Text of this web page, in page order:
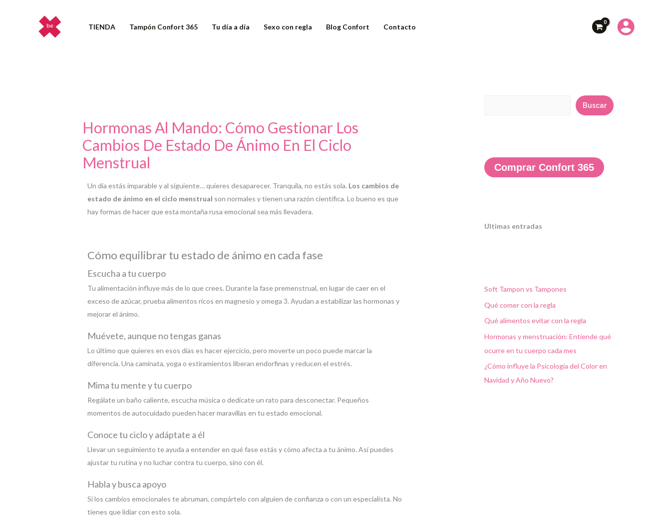
TIENDA Tampón Confort 365 Tu día a día Sexo con regla Blog Confort Contacto
Hormonas Al Mando: Cómo Gestionar Los
Cambios De Estado De Ánimo En El Ciclo
Menstrual
Un día estás imparable y al siguiente… quieres desaparecer. Tranquila, no estás sola. Los cambios de
estado de ánimo en el ciclo menstrual son normales y tienen una razón científica. Lo bueno es que
hay formas de hacer que esta montaña rusa emocional sea más llevadera.
Cómo equilibrar tu estado de ánimo en cada fase
Escucha a tu cuerpo
Tu alimentación influye más de lo que crees. Durante la fase premenstrual, en lugar de caer en el
exceso de azúcar, prueba alimentos ricos en magnesio y omega 3. Ayudan a estabilizar las hormonas y
mejorar el ánimo.
Muévete, aunque no tengas ganas
Lo último que quieres en esos días es hacer ejercicio, pero moverte un poco puede marcar la
diferencia. Una caminata, yoga o estiramientos liberan endorfinas y reducen el estrés.
Mima tu mente y tu cuerpo
Regálate un baño caliente, escucha música o dedícate un rato para desconectar. Pequeños
momentos de autocuidado pueden hacer maravillas en tu estado emocional.
Conoce tu ciclo y adáptate a él
Llevar un seguimiento te ayuda a entender en qué fase estás y cómo afecta a tu ánimo. Así puedes
ajustar tu rutina y no luchar contra tu cuerpo, sino con él.
Habla y busca apoyo
Si los cambios emocionales te abruman, compártelo con alguien de confianza o con un especialista. No
tienes que lidiar con esto sola.
Buscar
Comprar Confort 365
Ultimas entradas
Soft Tampon vs Tampones
Qué comer con la regla
Qué alimentos evitar con la regla
Hormonas y menstruación: Entiende qué
ocurre en tu cuerpo cada mes
¿Cómo influye la Psicología del Color en
Navidad y Año Nuevo?